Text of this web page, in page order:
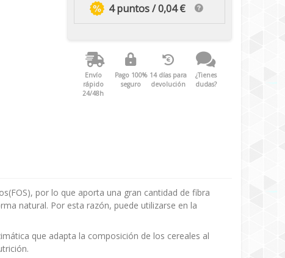
4 puntos / 0,04 €
Envío
rápido
24/48h
Pago 100%
seguro
14 días para
devolución
¿Tienes
dudas?
por lo que aporta una gran cantidad de fibra
natural. Por esta razón, puede utilizarse en la
que adapta la composición de los cereales al